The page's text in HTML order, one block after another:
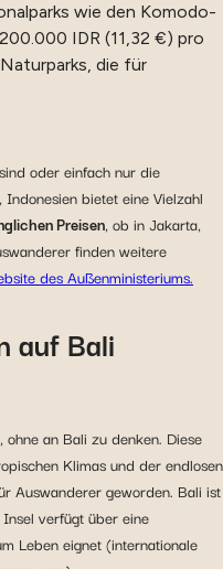
wie den Komodo-
IDR (11,32 €) pro
die für
oder einfach nur die
bietet eine Vielzahl
Preisen, ob in Jakarta,
finden weitere
des Außenministeriums.
auf Bali
an Bali zu denken. Diese
Klimas und der endlosen
Auswanderer geworden. Bali ist
verfügt über eine
Leben eignet (internationale